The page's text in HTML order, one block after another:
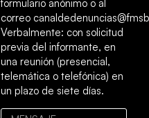
formulario anónimo o al
correo
Verbalmente: con solicitud
previa del informante, en
una reunión (presencial,
telemática o telefónica) en
un plazo de siete días.